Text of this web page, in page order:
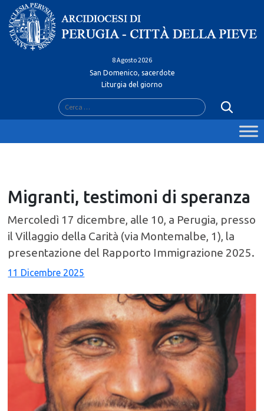
Skip
content
8 Agosto 2026
San Domenico, sacerdote
Liturgia del giorno
Ricerca
per:
Migranti, testimoni di speranza
Mercoledì 17 dicembre, alle 10, a Perugia, presso
il Villaggio della Carità (via Montemalbe, 1), la
presentazione del Rapporto Immigrazione 2025.
11 Dicembre 2025